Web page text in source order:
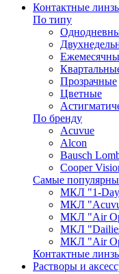
Контактные
По типу
Прозрачные
Цветные
По бренду
Acuvue
Alcon
Bausch
Cooper
Самые
МКЛ "1-Day
МКЛ
МКЛ "Air
МКЛ
МКЛ "Air
Контактные
Растворы и